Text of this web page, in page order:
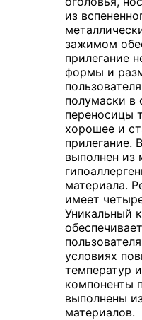
из
зажимом
прилегание
формы и
полумаски в
переносицы
хорошее и
прилегание.
выполнен из
материала.
имеет
Уникальный
условиях
температур
компоненты
выполнены
материалов.